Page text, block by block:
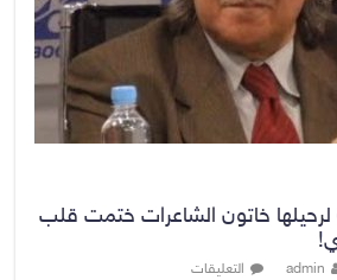
خاتون الشاعرات ختمت قلب
admin التعليقات